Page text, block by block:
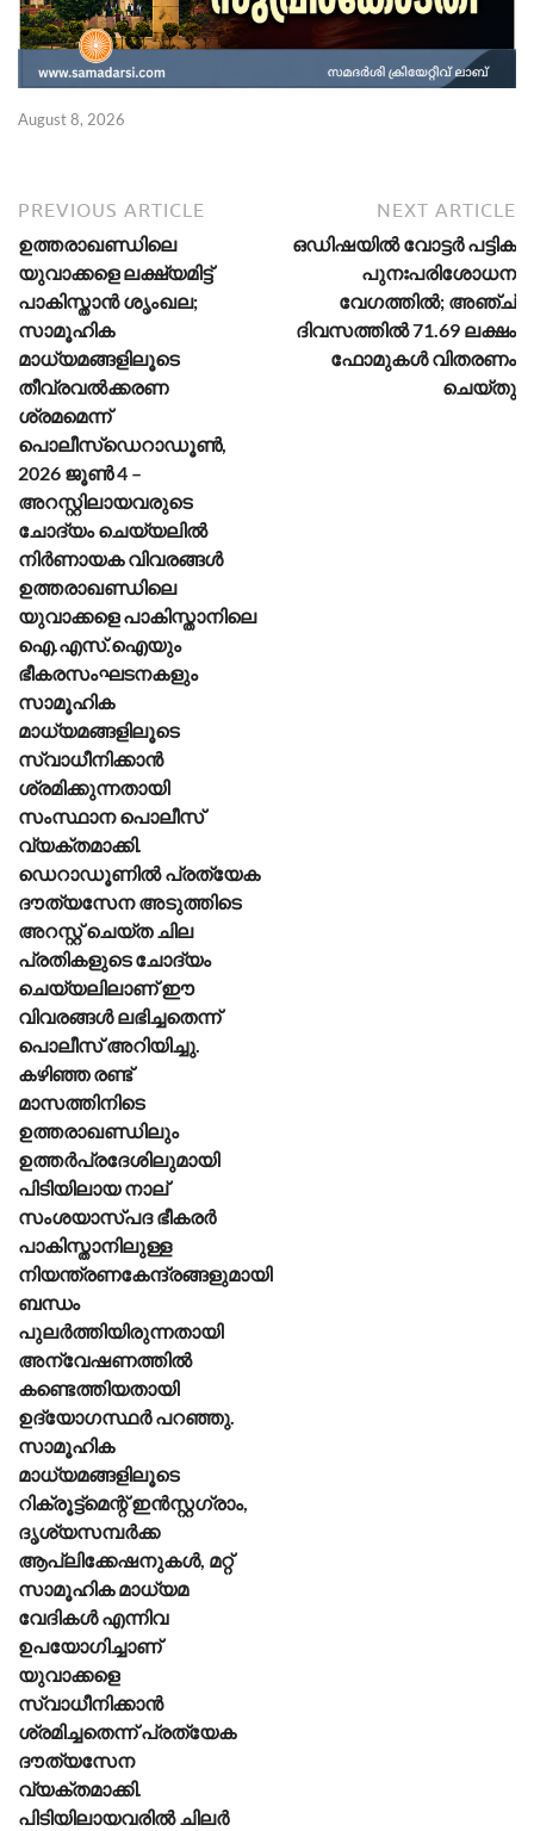
August 8, 2026
PREVIOUS ARTICLE
ഉത്തരാഖണ്ഡിലെ
യുവാക്കളെ ലക്ഷ്യമിട്ട്
പാകിസ്താൻ ശൃംഖല;
സാമൂഹിക
മാധ്യമങ്ങളിലൂടെ
തീവ്രവൽക്കരണ
ശ്രമമെന്ന്
പൊലീസ്ഡെറാഡൂൺ,
2026 ജൂൺ 4 –
അറസ്റ്റിലായവരുടെ
ചോദ്യം ചെയ്യലിൽ
നിർണായക വിവരങ്ങൾ
ഉത്തരാഖണ്ഡിലെ
യുവാക്കളെ പാകിസ്താനിലെ
ഐ.എസ്.ഐയും
ഭീകരസംഘടനകളും
സാമൂഹിക
മാധ്യമങ്ങളിലൂടെ
സ്വാധീനിക്കാൻ
ശ്രമിക്കുന്നതായി
സംസ്ഥാന പൊലീസ്
വ്യക്തമാക്കി.
ഡെറാഡൂണിൽ പ്രത്യേക
ദൗത്യസേന അടുത്തിടെ
അറസ്റ്റ് ചെയ്ത ചില
പ്രതികളുടെ ചോദ്യം
ചെയ്യലിലാണ് ഈ
വിവരങ്ങൾ ലഭിച്ചതെന്ന്
പൊലീസ് അറിയിച്ചു.
കഴിഞ്ഞ രണ്ട്
മാസത്തിനിടെ
ഉത്തരാഖണ്ഡിലും
ഉത്തർപ്രദേശിലുമായി
പിടിയിലായ നാല്
സംശയാസ്പദ ഭീകരർ
പാകിസ്താനിലുള്ള
നിയന്ത്രണകേന്ദ്രങ്ങളുമായി
ബന്ധം
പുലർത്തിയിരുന്നതായി
അന്വേഷണത്തിൽ
കണ്ടെത്തിയതായി
ഉദ്യോഗസ്ഥർ പറഞ്ഞു.
സാമൂഹിക
മാധ്യമങ്ങളിലൂടെ
റിക്രൂട്ട്മെന്റ് ഇൻസ്റ്റഗ്രാം,
ദൃശ്യസമ്പർക്ക
ആപ്ലിക്കേഷനുകൾ, മറ്റ്
സാമൂഹിക മാധ്യമ
വേദികൾ എന്നിവ
ഉപയോഗിച്ചാണ്
യുവാക്കളെ
സ്വാധീനിക്കാൻ
ശ്രമിച്ചതെന്ന് പ്രത്യേക
ദൗത്യസേന
വ്യക്തമാക്കി.
പിടിയിലായവരിൽ ചിലർ
NEXT ARTICLE
ഒഡിഷയിൽ വോട്ടർ പട്ടിക
പുനഃപരിശോധന
വേഗത്തിൽ; അഞ്ച്
ദിവസത്തിൽ 71.69 ലക്ഷം
ഫോമുകൾ വിതരണം
ചെയ്തു